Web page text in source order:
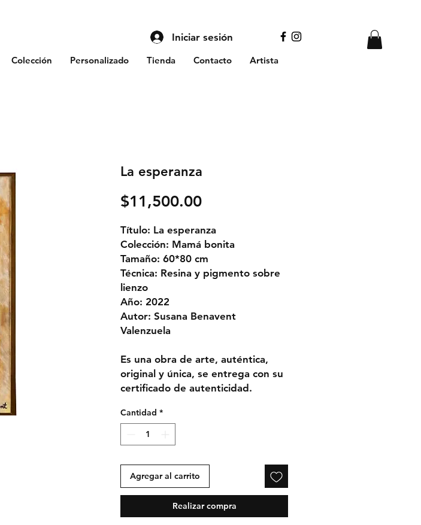
Iniciar sesión
Colección Personalizado Tienda Contacto Artista
La esperanza
$11,500.00Precio
Título: La esperanza
Colección: Mamá bonita
Tamaño: 60*80 cm
Técnica: Resina y pigmento sobre
lienzo
Año: 2022
Autor: Susana Benavent
Valenzuela
Es una obra de arte, auténtica,
original y única, se entrega con su
certificado de autenticidad.
Cantidad *
Agregar al carrito
Realizar compra